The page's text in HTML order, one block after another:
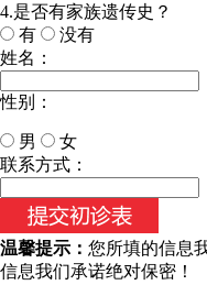
4.是否有家族遗传史？
有
没有
姓名：
性别：
男
女
今天日期：
联系方式：
温馨提示： 您所填的信息
信息我们承诺绝对保密！